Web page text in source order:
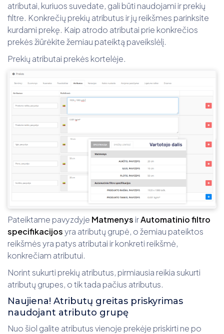
atributai, kuriuos suvedate, gali būti naudojami ir prekių
filtre. Konkrečių prekių atributus ir jų reikšmes parinksite
kurdami prekę. Kaip atrodo atributai prie konkrečios
prekės žiūrėkite žemiau pateiktą paveikslėlį.
Prekių atributai prekės kortelėje.
Pateiktame pavyzdyje Matmenys irAutomatinio filtro
specifikacijosyra atributų grupė, o žemiau pateiktos
reikšmės yra patys atributai ir konkreti reikšmė,
konkrečiam atributui.
Norint sukurti prekių atributus, pirmiausia reikia sukurti
atributų grupes, o tik tada pačius atributus.
Naujiena! Atributų greitas priskyrimas
naudojant atributo grupę
Nuo šiol galite atributus vienoje prekėje priskirti ne po